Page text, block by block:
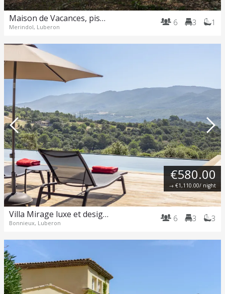
Maison de Vacances, piscine et nature en Provence
Merindol, Luberon 6 3 1
€580.00
→ €1,110.00/ night
Villa Mirage luxe et design à Bonnieux
Bonnieux, Luberon 6 3 3